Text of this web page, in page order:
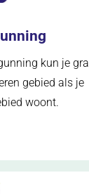
kun je
gebied als je
woont.